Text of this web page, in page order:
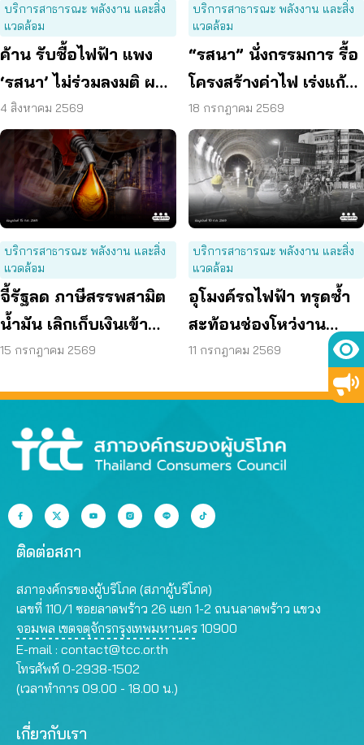
บริการสาธารณะ พลังงาน และสิ่ง
แวดล้อม
ค้าน รับซื้อไฟฟ้า แพง
‘รสนา’ ไม่ร่วมลงมติ ผลัก
ผู้บริโภค “แบก”
4 สิงหาคม 2569
บริการสาธารณะ พลังงาน และสิ่ง
แวดล้อม
“รสนา” นั่งกรรมการ รื้อ
โครงสร้างค่าไฟ เร่งแก้
ต้นเหตุพลังงานแพง
18 กรกฎาคม 2569
บริการสาธารณะ พลังงาน และสิ่ง
แวดล้อม
จี้รัฐลด ภาษีสรรพสามิต
น้ำมัน เลิกเก็บเงินเข้า
กองทุน เอื้อโรงกลั่น
15 กรกฎาคม 2569
บริการสาธารณะ พลังงาน และสิ่ง
แวดล้อม
อุโมงค์รถไฟฟ้า ทรุดซ้ำ
สะท้อนช่องโหว่งาน
ก่อสร้าง จี้ตรวจ
โครงสร้างใต้ดินทั้งระบบ
11 กรกฎาคม 2569
ติดต่อสภา
สภาองค์กรของผู้บริโภค (สภาผู้บริโภค)
เลขที่ 110/1 ซอยลาดพร้าว 26 แยก 1-2 ถนนลาดพร้าว แขวง
จอมพล เขตจตุจักรกรุงเทพมหานคร 10900
E-mail : contact@tcc.or.th
โทรศัพท์ 0-2938-1502
(เวลาทำการ 09.00 - 18.00 น.)
เกี่ยวกับเรา